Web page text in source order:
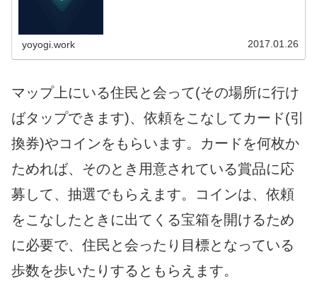
yoyogi.work 2017.01.26
マップ上にいる住民と会って(その場所に行け
ばタップできます)、依頼をこなしてカード(引
換券)やコインをもらいます。カードを何枚か
ためれば、そのとき用意されている賞品に応
募して、抽選でもらえます。コインは、依頼
をこなしたときに出てくる宝箱を開けるため
に必要で、住民と会ったり目標となっている
歩数を歩いたりするともらえます。